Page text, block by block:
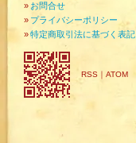
» お問合せ
» プライバシーポリシー
»特定商取引法に基づく表記
RSS ｜ ATOM